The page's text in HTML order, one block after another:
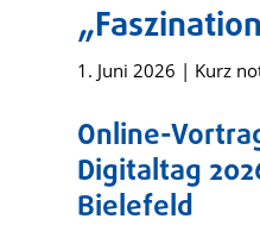
1. Juni 2026 | Kurz
Online-
Digitaltag
Bielefeld